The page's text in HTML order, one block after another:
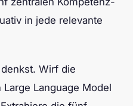
in jede relevante
Wirf die
Language Model